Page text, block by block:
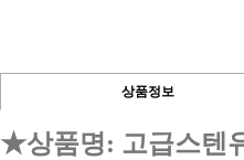
상품정보
★상품명: 고급스텐